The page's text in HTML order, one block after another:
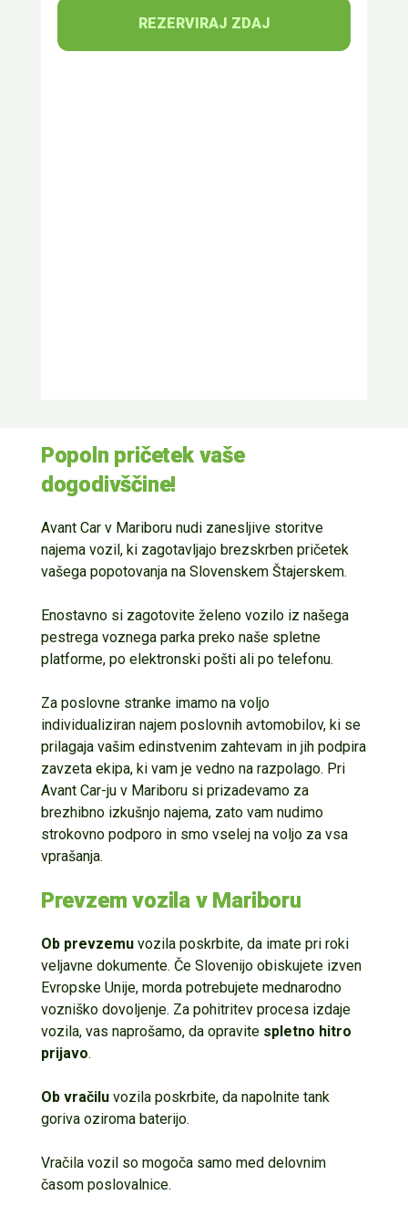
REZERVIRAJ ZDAJ
Popoln pričetek vaše
dogodivščine!
Avant Car v Mariboru nudi zanesljive storitve
najema vozil, ki zagotavljajo brezskrben pričetek
vašega popotovanja na Slovenskem Štajerskem.
Enostavno si zagotovite želeno vozilo iz našega
pestrega voznega parka preko naše spletne
platforme, po elektronski pošti ali po telefonu.
Za poslovne stranke imamo na voljo
individualiziran najem poslovnih avtomobilov, ki se
prilagaja vašim edinstvenim zahtevam in jih podpira
zavzeta ekipa, ki vam je vedno na razpolago. Pri
Avant Car-ju v Mariboru si prizadevamo za
brezhibno izkušnjo najema, zato vam nudimo
strokovno podporo in smo vselej na voljo za vsa
vprašanja.
Prevzem vozila v Mariboru
Ob prevzemuvozila poskrbite, da imate pri roki
veljavne dokumente. Če Slovenijo obiskujete izven
Evropske Unije, morda potrebujete mednarodno
vozniško dovoljenje. Za pohitritev procesa izdaje
vozila, vas naprošamo, da opravite spletno hitro
prijavo.
Ob vračiluvozila poskrbite, da napolnite tank
goriva oziroma baterijo.
Vračila vozil so mogoča samo med delovnim
časom poslovalnice.